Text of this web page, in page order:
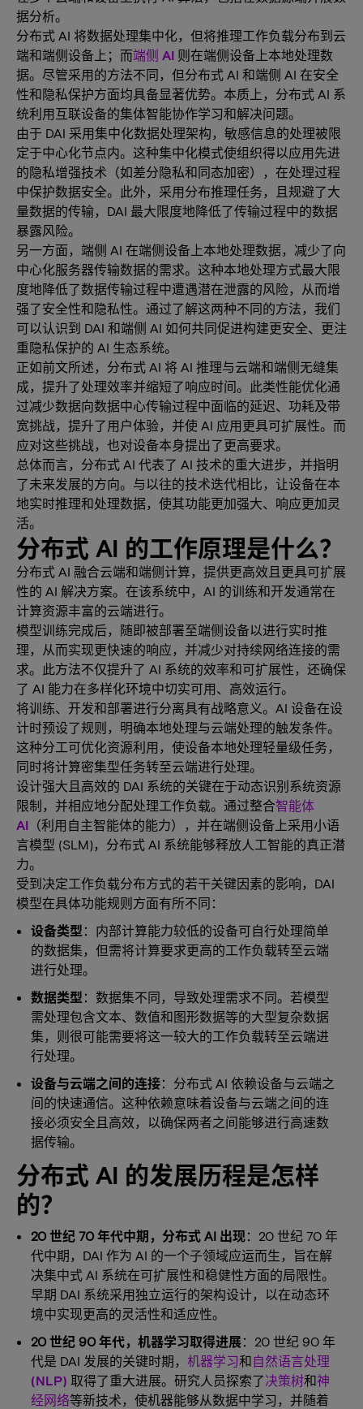
据分析。
分布式 AI​ 将数据处理集中化，但将推理工作负载分布到云
端和端侧设备上；而端侧 AI 则在端侧设备上本地处理数
据。尽管采用的方法不同，但分布式 AI 和端侧 AI 在安全
性和隐私保护方面均具备显著优势。本质上，分布式 AI 系
统利用互联设备的集体智能协作学习和解决问题。
由于 DAI 采用集中化数据处理架构，敏感信息的处理被限
定于中心化节点内。这种集中化模式使组织得以应用先进
的隐私增强技术（如差分隐私和同态加密），在处理过程
中保护数据安全。此外，采用分布推理任务，且规避了大
量数据的传输，DAI 最大限度地降低了传输过程中的数据
暴露风险。
另一方面，端侧 AI 在端侧设备上本地处理数据，减少了向
中心化服务器传输数据的需求。这种本地处理方式最大限
度地降低了数据传输过程中遭遇潜在泄露的风险，从而增
强了安全性和隐私性。通过了解这两种不同的方法，我们
可以认识到 DAI 和端侧 AI 如何共同促进构建更安全、更注
重隐私保护的 AI 生态系统。
正如前文所述，分布式 AI 将 AI 推理与云端和端侧无缝集
成，提升了处理效率并缩短了响应时间。此类性能优化通
过减少数据向数据中心传输过程中面临的延迟、功耗及带
宽挑战，提升了用户体验，并使 AI 应用更具可扩展性。而
应对这些挑战，也对设备本身提出了更高要求。
总体而言，分布式 AI 代表了 AI 技术的重大进步，并指明
了未来发展的方向。与以往的技术迭代相比，让设备在本
地实时推理和处理数据，使其功能更加强大、响应更加灵
活。
分布式 AI 的工作原理是什么？
分布式 AI 融合云端和端侧计算，提供更高效且更具可扩展
性的 AI 解决方案。在该系统中，AI 的训练和开发通常在
计算资源丰富的云端进行。
模型训练完成后，随即被部署至端侧设备以进行实时推
理，从而实现更快速的响应，并减少对持续网络连接的需
求。此方法不仅提升了 AI 系统的效率和可扩展性，还确保
了 AI 能力在多样化环境中切实可用、高效运行。
将训练、开发和部署进行分离具有战略意义。AI 设备在设
计时预设了规则，明确本地处理与云端处理的触发条件。
这种分工可优化资源利用，使设备本地处理轻量级任务，
同时将计算密集型任务转至云端进行处理。
设计强大且高效的 DAI 系统的关键在于动态识别系统资源
限制，并相应地分配处理工作负载。通过整合智能体
AI （利用自主智能体的能力），并在端侧设备上采用小语
言模型 (SLM)，分布式 AI​ 系统能够释放人工智能的真正潜
力。
受到决定工作负载分布方式的若干关键因素的影响，DAI
模型在具体功能规则方面有所不同：
设备类型 ：内部计算能力较低的设备可自行处理简单
的数据集，但需将计算要求更高的工作负载转至云端
进行处理。
数据类型 ：数据集不同，导致处理需求不同。若模型
需处理包含文本、数值和图形数据等的大型复杂数据
集，则很可能需要将这一较大的工作负载转至云端进
行处理。
设备与云端之间的连接：分布式 AI 依赖设备与云端之
间的快速通信。这种依赖意味着设备与云端之间的连
接必须安全且高效，以确保两者之间能够进行高速数
据传输。
分布式 AI 的发展历程是怎样
的？
20 世纪 70 年代中期，分布式 AI 出现：20 世纪 70 年
代中期，DAI 作为 AI 的一个子领域应运而生，旨在解
决集中式 AI 系统在可扩展性和稳健性方面的局限性。
早期 DAI 系统采用独立运行的架构设计，以在动态环
境中实现更高的灵活性和适应性。
20 世纪 90 年代，机器学习取得进展：20 世纪 90 年
代是 DAI 发展的关键时期， 机器学习和自然语言处理
(NLP) 取得了重大进展。研究人员探索了决策树和神
经网络等新技术，使机器能够从数据中学习，并随着